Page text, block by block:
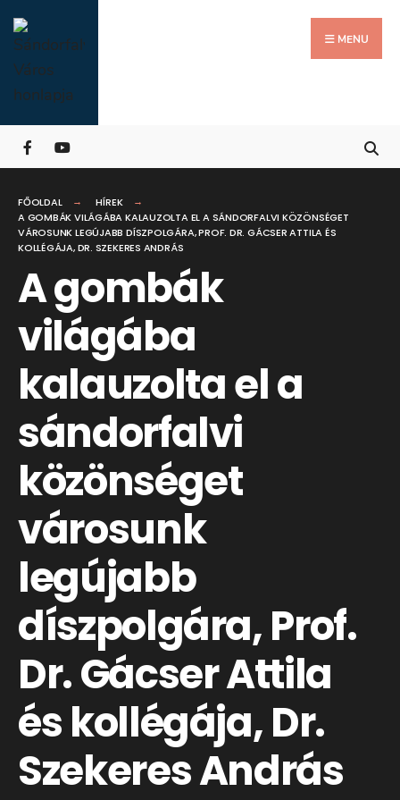
Skip
to
content
MENU
FŐOLDAL
HÍREK
A GOMBÁK VILÁGÁBA KALAUZOLTA EL A SÁNDORFALVI KÖZÖNSÉGET
VÁROSUNK LEGÚJABB DÍSZPOLGÁRA, PROF. DR. GÁCSER ATTILA ÉS
KOLLÉGÁJA, DR. SZEKERES ANDRÁS
A gombák
világába
kalauzolta el a
sándorfalvi
közönséget
városunk
legújabb
díszpolgára, Prof.
Dr. Gácser Attila
és kollégája, Dr.
Szekeres András
for:
Close